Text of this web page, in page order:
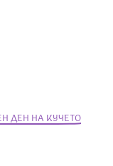
ДЕН НА КУЧЕТО